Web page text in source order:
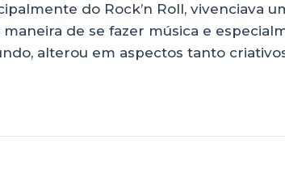
do Rock’n Roll, vivenciava
de se fazer música e
alterou em aspectos tanto